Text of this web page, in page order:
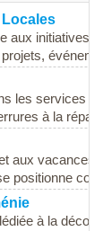
Locales
aux initiatives
les services
à la
aux
positionne
à la